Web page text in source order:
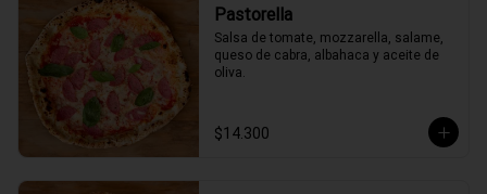
Pastorella
Salsa de tomate, mozzarella, salame,
queso de cabra, albahaca y aceite de
oliva.
$14.300